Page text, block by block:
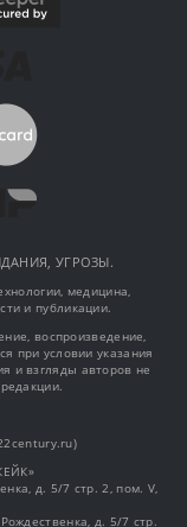
УГРОЗЫ.
медицина,
и публикации.
воспроизведение,
при условии указания
и взгляды авторов не
д. 5/7 стр. 2, пом. V,
д. 5/7 стр.